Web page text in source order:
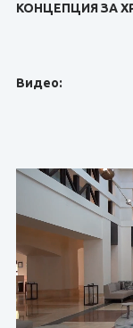
КОНЦЕПЦИЯ ЗА
Видео: